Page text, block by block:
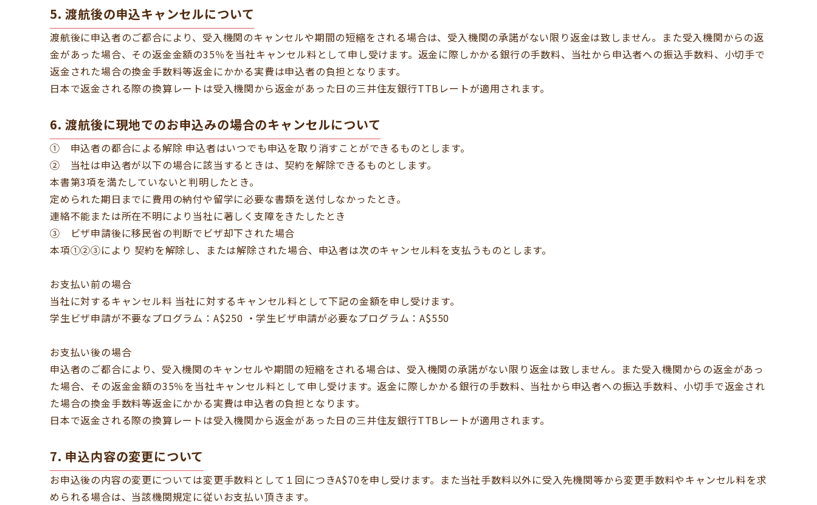
5. 渡航後の申込キャンセルについて
渡航後に申込者のご都合により、受入機関のキャンセルや期間の短縮をされる場合は、受入機関の承諾がない限り返金は致しません。また受入機関からの返
金があった場合、その返金金額の35％を当社キャンセル料として申し受けます。返金に際しかかる銀行の手数料、当社から申込者への振込手数料、小切手で
返金された場合の換金手数料等返金にかかる実費は申込者の負担となります。
日本で返金される際の換算レートは受入機関から返金があった日の三井住友銀行TTBレートが適用されます。
6. 渡航後に現地でのお申込みの場合のキャンセルについて
① 申込者の都合による解除 申込者はいつでも申込を取り消すことができるものとします。
② 当社は申込者が以下の場合に該当するときは、契約を解除できるものとします。
本書第3項を満たしていないと判明したとき。
定められた期日までに費用の納付や留学に必要な書類を送付しなかったとき。
連絡不能または所在不明により当社に著しく支障をきたしたとき
③ ビザ申請後に移民省の判断でビザ却下された場合
本項①②③により 契約を解除し、または解除された場合、申込者は次のキャンセル料を支払うものとします。
お支払い前の場合
当社に対するキャンセル料 当社に対するキャンセル料として下記の金額を申し受けます。
学生ビザ申請が不要なプログラム：A$250 ・学生ビザ申請が必要なプログラム：A$550
お支払い後の場合
申込者のご都合により、受入機関のキャンセルや期間の短縮をされる場合は、受入機関の承諾がない限り返金は致しません。また受入機関からの返金があっ
た場合、その返金金額の35％を当社キャンセル料として申し受けます。返金に際しかかる銀行の手数料、当社から申込者への振込手数料、小切手で返金され
た場合の換金手数料等返金にかかる実費は申込者の負担となります。
日本で返金される際の換算レートは受入機関から返金があった日の三井住友銀行TTBレートが適用されます。
7. 申込内容の変更について
お申込後の内容の変更については変更手数料として１回につきA$70を申し受けます。また当社手数料以外に受入先機関等から変更手数料やキャンセル料を求
められる場合は、当該機関規定に従いお支払い頂きます。